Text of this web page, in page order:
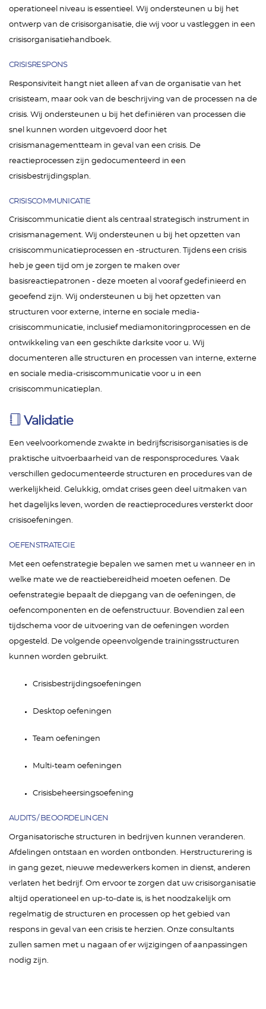
operationeel niveau is essentieel. Wij ondersteunen u bij het
ontwerp van de crisisorganisatie, die wij voor u vastleggen in een
crisisorganisatiehandboek.
CRISISRESPONS
Responsiviteit hangt niet alleen af van de organisatie van het
crisisteam, maar ook van de beschrijving van de processen na de
crisis. Wij ondersteunen u bij het definiëren van processen die
snel kunnen worden uitgevoerd door het
crisismanagementteam in geval van een crisis. De
reactieprocessen zijn gedocumenteerd in een
crisisbestrijdingsplan.
CRISISCOMMUNICATIE
Crisiscommunicatie dient als centraal strategisch instrument in
crisismanagement. Wij ondersteunen u bij het opzetten van
crisiscommunicatieprocessen en -structuren. Tijdens een crisis
heb je geen tijd om je zorgen te maken over
basisreactiepatronen - deze moeten al vooraf gedefinieerd en
geoefend zijn. Wij ondersteunen u bij het opzetten van
structuren voor externe, interne en sociale media-
crisiscommunicatie, inclusief mediamonitoringprocessen en de
ontwikkeling van een geschikte darksite voor u. Wij
documenteren alle structuren en processen van interne, externe
en sociale media-crisiscommunicatie voor u in een
crisiscommunicatieplan.
Validatie
Een veelvoorkomende zwakte in bedrijfscrisisorganisaties is de
praktische uitvoerbaarheid van de responsprocedures. Vaak
verschillen gedocumenteerde structuren en procedures van de
werkelijkheid. Gelukkig, omdat crises geen deel uitmaken van
het dagelijks leven, worden de reactieprocedures versterkt door
crisisoefeningen.
OEFENSTRATEGIE
Met een oefenstrategie bepalen we samen met u wanneer en in
welke mate we de reactiebereidheid moeten oefenen. De
oefenstrategie bepaalt de diepgang van de oefeningen, de
oefencomponenten en de oefenstructuur. Bovendien zal een
tijdschema voor de uitvoering van de oefeningen worden
opgesteld. De volgende opeenvolgende trainingsstructuren
kunnen worden gebruikt.
Crisisbestrijdingsoefeningen
Desktop oefeningen
Team oefeningen
Multi-team oefeningen
Crisisbeheersingsoefening
AUDITS / BEOORDELINGEN
Organisatorische structuren in bedrijven kunnen veranderen.
Afdelingen ontstaan en worden ontbonden. Herstructurering is
in gang gezet, nieuwe medewerkers komen in dienst, anderen
verlaten het bedrijf. Om ervoor te zorgen dat uw crisisorganisatie
altijd operationeel en up-to-date is, is het noodzakelijk om
regelmatig de structuren en processen op het gebied van
respons in geval van een crisis te herzien. Onze consultants
zullen samen met u nagaan of er wijzigingen of aanpassingen
nodig zijn.